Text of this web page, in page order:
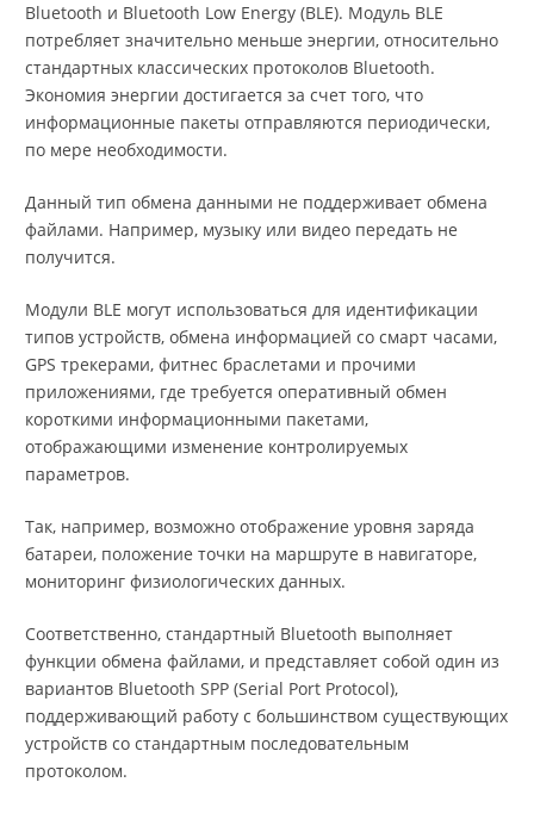
Bluetooth и Bluetooth Low Energy (BLE). Модуль BLE
потребляет значительно меньше энергии, относительно
стандартных классических протоколов Bluetooth.
Экономия энергии достигается за счет того, что
информационные пакеты отправляются периодически,
по мере необходимости.
Данный тип обмена данными не поддерживает обмена
файлами. Например, музыку или видео передать не
получится.
Модули BLE могут использоваться для идентификации
типов устройств, обмена информацией со смарт часами,
GPS трекерами, фитнес браслетами и прочими
приложениями, где требуется оперативный обмен
короткими информационными пакетами,
отображающими изменение контролируемых
параметров.
Так, например, возможно отображение уровня заряда
батареи, положение точки на маршруте в навигаторе,
мониторинг физиологических данных.
Соответственно, стандартный Bluetooth выполняет
функции обмена файлами, и представляет собой один из
вариантов Bluetooth SPP (Serial Port Protocol),
поддерживающий работу с большинством существующих
устройств со стандартным последовательным
протоколом.